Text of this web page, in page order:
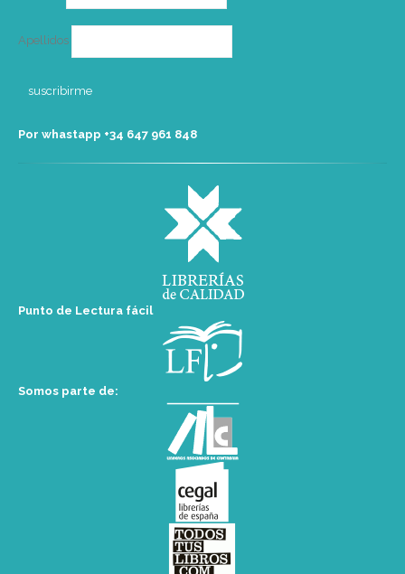
Apellidos
Por whastapp +34 ‭647 961 848‬
Punto de Lectura fácil
Somos parte de: